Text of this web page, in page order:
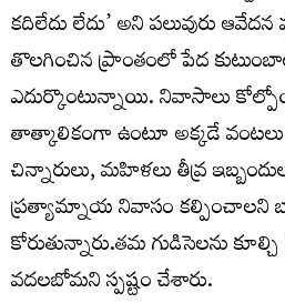
కదిలేదు లేదు’ అని పలువురు ఆవేదన
తొలగించిన ప్రాంతంలో పేద
ఎదుర్కొంటున్నాయి. నివాసాలు
తాత్కాలికంగా ఉంటూ అక్కడే
చిన్నారులు, మహిళలు తీవ్ర
ప్రత్యామ్నాయ నివాసం కల్పించాలని
కోరుతున్నారు.తమ గుడిసెలను
వదలబోమని స్పష్టం చేశారు.